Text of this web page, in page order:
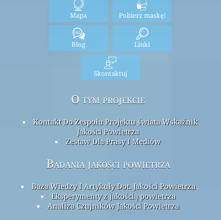
Mapa Pobierz maskę!
Blog Linki
Skontaktuj
O tym projekcie
Kontakt Do Zespołu Projektu świata Wskaźnik
Jakości Powietrza
Zestaw Dla Prasy I Mediów
Badania jakości powietrza
Baza Wiedzy I Artykuły Dot. Jakości Powietrza
Eksperymenty z jakością powietrza
Analiza Czujników Jakości Powietrza